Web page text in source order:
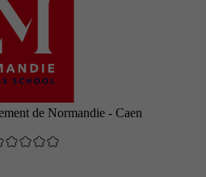
de Normandie - Caen